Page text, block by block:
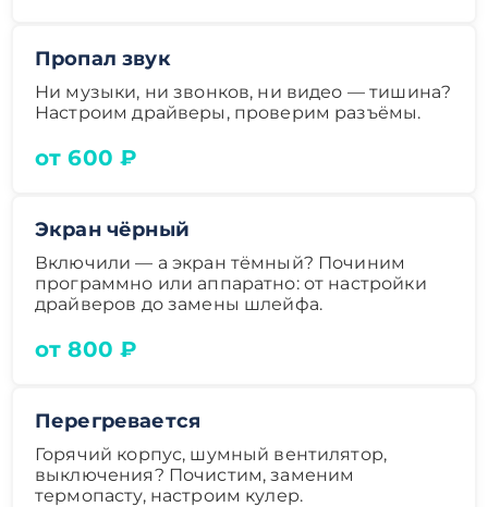
Пропал звук
Ни музыки, ни звонков, ни видео — тишина?
Настроим драйверы, проверим разъёмы.
от 600 ₽
Экран чёрный
Включили — а экран тёмный? Починим
программно или аппаратно: от настройки
драйверов до замены шлейфа.
от 800 ₽
Перегревается
Горячий корпус, шумный вентилятор,
выключения? Почистим, заменим
термопасту, настроим кулер.